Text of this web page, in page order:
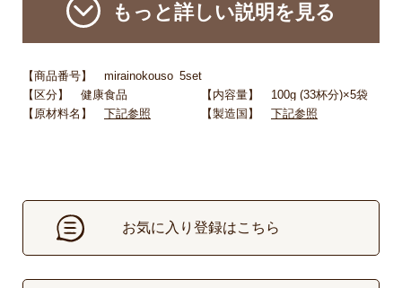
もっと詳しい説明を見る
【商品番号】 mirainokouso_5set
【区分】 健康食品
【内容量】 100g (33杯分)×5袋
【原材料名】 下記参照 【製造国】 下記参照
お気に入り登録はこちら